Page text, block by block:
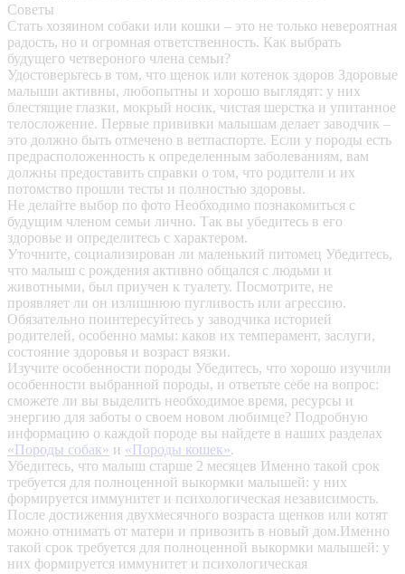
Советы
Стать хозяином собаки или кошки – это не только невероятная
радость, но и огромная ответственность. Как выбрать
будущего четвероного члена семьи?
Удостоверьтесь в том, что щенок или котенок здоров Здоровые
малыши активны, любопытны и хорошо выглядят: у них
блестящие глазки, мокрый носик, чистая шерстка и упитанное
телосложение. Первые прививки малышам делает заводчик –
это должно быть отмечено в ветпаспорте. Если у породы есть
предрасположенность к определенным заболеваниям, вам
должны предоставить справки о том, что родители и их
потомство прошли тесты и полностью здоровы.
Не делайте выбор по фото Необходимо познакомиться с
будущим членом семьи лично. Так вы убедитесь в его
здоровье и определитесь с характером.
Уточните, социализирован ли маленький питомец Убедитесь,
что малыш с рождения активно общался с людьми и
животными, был приучен к туалету. Посмотрите, не
проявляет ли он излишнюю пугливость или агрессию.
Обязательно поинтересуйтесь у заводчика историей
родителей, особенно мамы: каков их темперамент, заслуги,
состояние здоровья и возраст вязки.
Изучите особенности породы Убедитесь, что хорошо изучили
особенности выбранной породы, и ответьте себе на вопрос:
сможете ли вы выделить необходимое время, ресурсы и
энергию для заботы о своем новом любимце? Подробную
информацию о каждой породе вы найдете в наших разделах
«Породы собак» и «Породы кошек».
Убедитесь, что малыш старше 2 месяцев Именно такой срок
требуется для полноценной выкормки малышей: у них
формируется иммунитет и психологическая независимость.
После достижения двухмесячного возраста щенков или котят
можно отнимать от матери и привозить в новый дом.Именно
такой срок требуется для полноценной выкормки малышей: у
них формируется иммунитет и психологическая